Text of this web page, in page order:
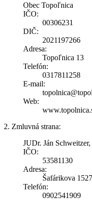
Obec Topoľnica
IČO:
00306231
DIČ:
2021197266
Adresa:
Topoľnica 13
Telefón:
0317811258
E-mail:
Web:
2. Zmluvná strana:
JUDr. Ján
IČO:
53581130
Adresa:
Šafárikova
Telefón:
0902541909